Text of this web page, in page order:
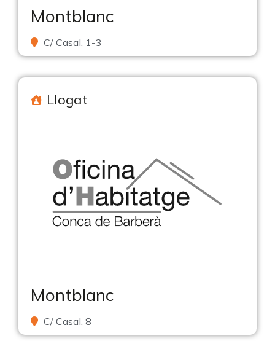
Montblanc
C/ Casal, 1-3
Llogat
Montblanc
C/ Casal, 8